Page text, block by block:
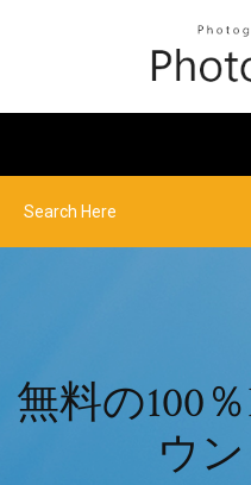
無料の100
ウ